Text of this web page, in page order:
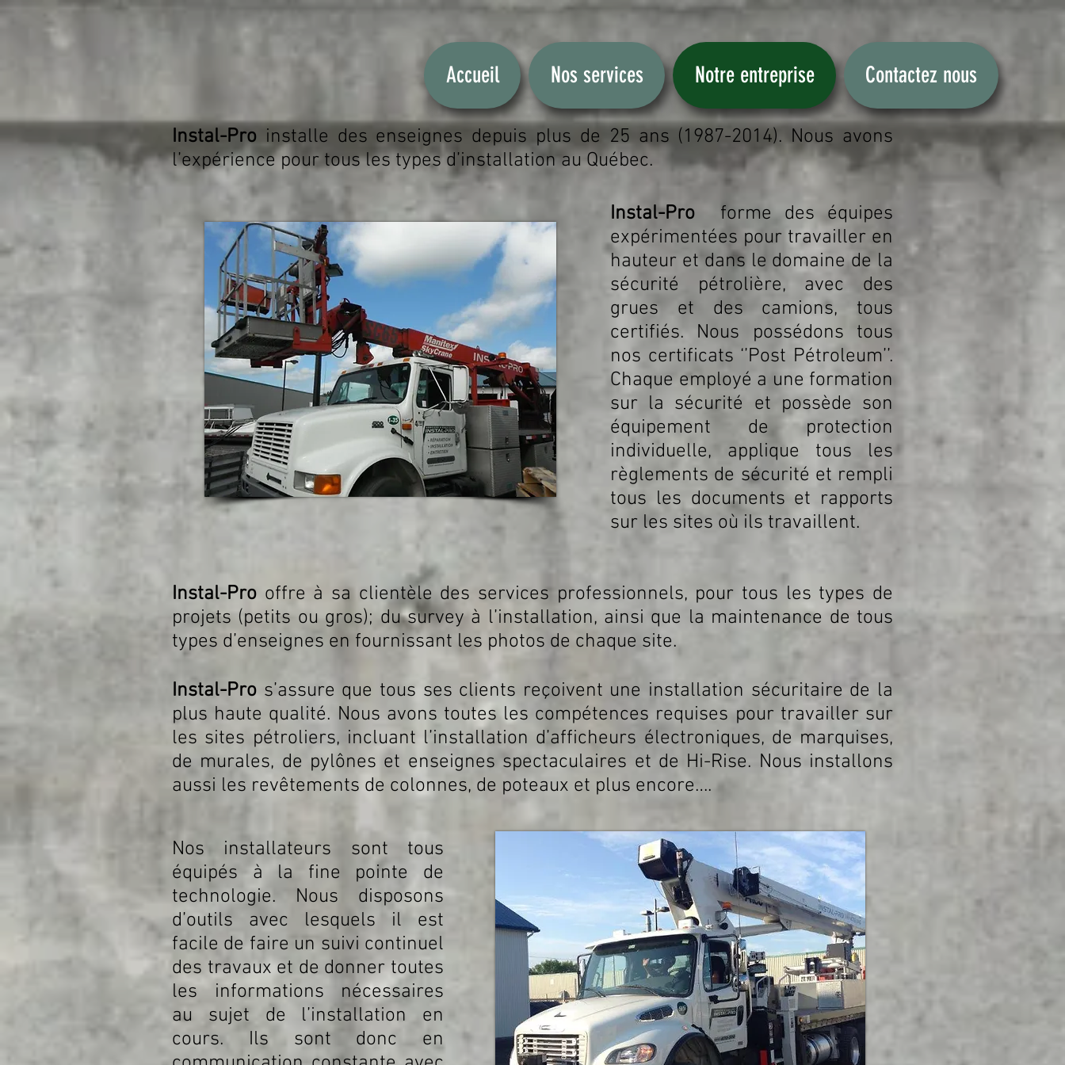
Accueil Nos services Notre entreprise Contactez nous
Instal-Pro installe des enseignes depuis plus de 25 ans (1987-2014). Nous avons
l’expérience pour tous les types d’installation au Québec.
Instal-Pro
forme des équipes
expérimentées pour travailler en
hauteur et dans le domaine de la
sécurité pétrolière, avec des
grues et des camions, tous
certifiés. Nous possédons tous
nos certificats ‘’Post Pétroleum’’.
Chaque employé a une formation
sur la sécurité et possède son
équipement de protection
individuelle, applique tous les
règlements de sécurité et rempli
tous les documents et rapports
sur les sites où ils travaillent.
Instal-Pro offre à sa clientèle des services professionnels, pour tous les types de
projets (petits ou gros); du survey à l’installation, ainsi que la maintenance de tous
types d’enseignes en fournissant les photos de chaque site.
Instal-Pro s’assure que tous ses clients reçoivent une installation sécuritaire de la
plus haute qualité. Nous avons toutes les compétences requises pour travailler sur
les sites pétroliers, incluant l’installation d’afficheurs électroniques, de marquises,
de murales, de pylônes et enseignes spectaculaires et de Hi-Rise. Nous installons
aussi les revêtements de colonnes, de poteaux et plus encore….
Nos installateurs sont tous
équipés à la fine pointe de
technologie. Nous disposons
d’outils avec lesquels il est
facile de faire un suivi continuel
des travaux et de donner toutes
les informations nécessaires
au sujet de l’installation en
cours. Ils sont donc en